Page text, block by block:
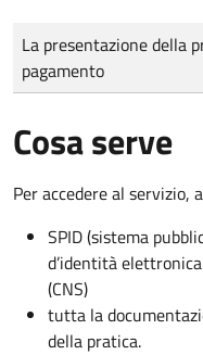
Tipo di pagamento
Importo
La presentazione della
pagamento
Cosa serve
Per accedere al servizio,
SPID (sistema
d’identità
(CNS)
tutta la
della pratica.